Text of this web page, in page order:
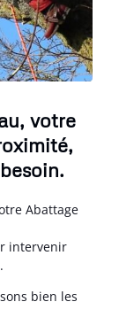
votre
Abattage
intervenir
bien les